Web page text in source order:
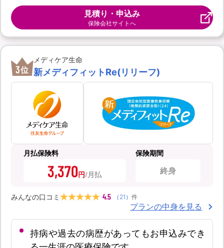
見積り・申込み
保険会社サイトへ
3位
メディケア生命
新メディフィットRe(リリーフ)
月払保険料
3,370円
保険期間
終身
みんなの口コミ 4.5 （ 21 ） 件
プランの中身を見る
持病や過去の病歴があってもお申込みでき